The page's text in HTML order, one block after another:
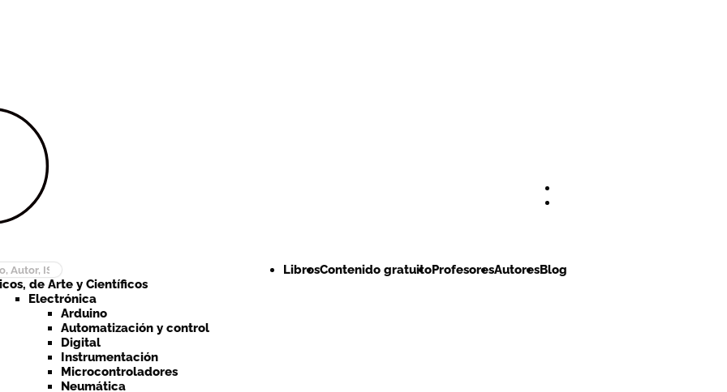
de Arte y Científicos
Electrónica
Arduino
Automatización y control
Digital
Instrumentación
Microcontroladores
Neumática
LibrosContenido gratuitoProfesoresAutoresBlog